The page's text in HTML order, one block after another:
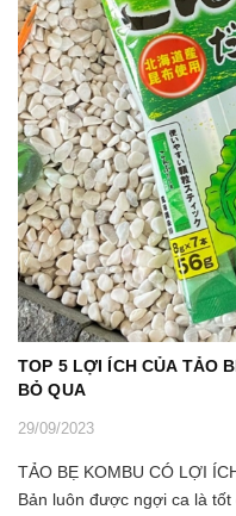
TOP 5 LỢI ÍCH CỦA TẢO
BỎ QUA
29/09/2023
TẢO BẸ KOMBU CÓ LỢI
Bản luôn được ngợi ca là